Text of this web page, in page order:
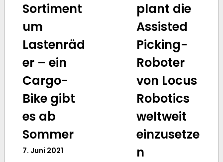
Sortiment
um
Lastenräd
er – ein
Cargo-
Bike gibt
es ab
Sommer
7. Juni 2021
plant die
Assisted
Picking-
Roboter
von Locus
Robotics
weltweit
einzusetze
n